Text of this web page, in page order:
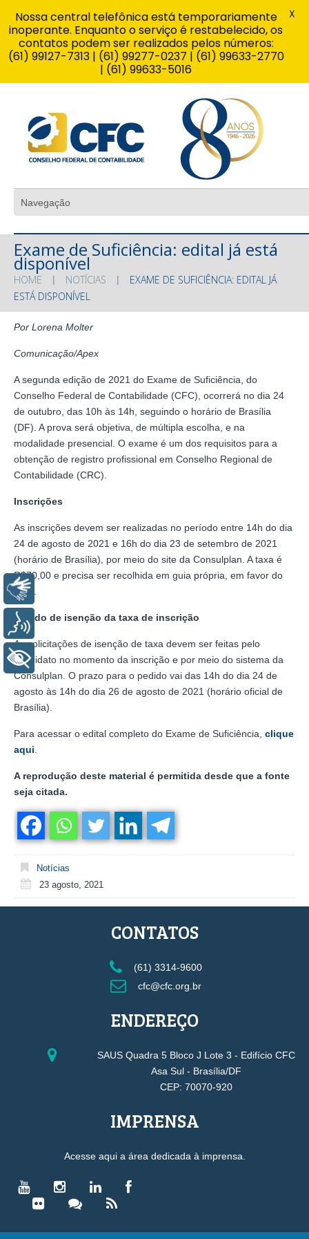
Exame de Suficiência: edital já está
disponível
HOME NOTÍCIAS
EXAME DE SUFICIÊNCIA: EDITAL JÁ
ESTÁ DISPONÍVEL
Por Lorena Molter
Comunicação/Apex
A segunda edição de 2021 do Exame de Suficiência, do
Conselho Federal de Contabilidade (CFC), ocorrerá no dia 24
de outubro, das 10h às 14h, seguindo o horário de Brasília
(DF). A prova será objetiva, de múltipla escolha, e na
modalidade presencial. O exame é um dos requisitos para a
obtenção de registro profissional em Conselho Regional de
Contabilidade (CRC).
Inscrições
As inscrições devem ser realizadas no período entre 14h do dia
24 de agosto de 2021 e 16h do dia 23 de setembro de 2021
(horário de Brasília), por meio do site da Consulplan. A taxa é
R$70,00 e precisa ser recolhida em guia própria, em favor do
CFC.
Pedido de isenção da taxa de inscrição
As solicitações de isenção de taxa devem ser feitas pelo
candidato no momento da inscrição e por meio do sistema da
Consulplan. O prazo para o pedido vai das 14h do dia 24 de
agosto às 14h do dia 26 de agosto de 2021 (horário oficial de
Brasília).
Para acessar o edital completo do Exame de Suficiência, clique
aqui
A reprodução deste material é permitida desde que a fonte
seja citada.
Notícias
23 agosto, 2021
CONTATOS
(61) 3314-9600
cfc@cfc.org.br
ENDEREÇO
SAUS Quadra 5 Bloco J Lote 3 - Edifício CFC
Asa Sul - Brasília/DF
CEP: 70070-920
IMPRENSA
Acesse aqui a área dedicada à imprensa.
Nossa central telefônica está temporariamente
inoperante. Enquanto o serviço é restabelecido, os
contatos podem ser realizados pelos números:
(61) 99127-7313 | (61) 99277-0237 | (61) 99633-2770
| (61) 99633-5016
X
Voz
+ Acessibilidade